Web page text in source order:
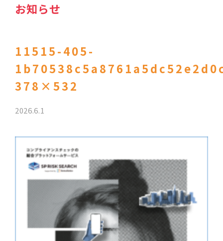
お知らせ
11515-405-
378×532
2026.6.1